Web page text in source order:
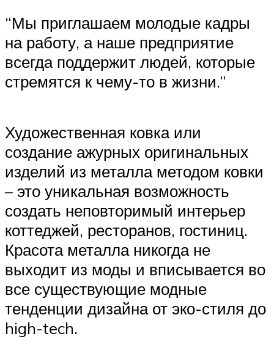
“Мы приглашаем молодые кадры
на работу, а наше предприятие
всегда поддержит людей, которые
стремятся к чему-то в жизни.”
Художественная ковка или
создание ажурных оригинальных
изделий из металла методом ковки
– это уникальная возможность
создать неповторимый интерьер
коттеджей, ресторанов, гостиниц.
Красота металла никогда не
выходит из моды и вписывается во
все существующие модные
тенденции дизайна от эко-стиля до
high-tech.